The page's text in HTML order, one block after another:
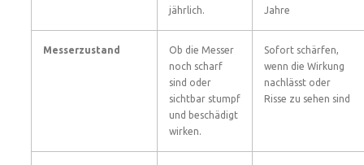
jährlich.
Jahre
Messerzustand
Ob die Messer
noch scharf
sind oder
sichtbar stumpf
und beschädigt
wirken.
Sofort schärfen,
wenn die Wirkung
nachlässt oder
Risse zu sehen sind